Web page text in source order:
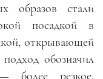
образов стали
посадкой в
открывающей
обозначил